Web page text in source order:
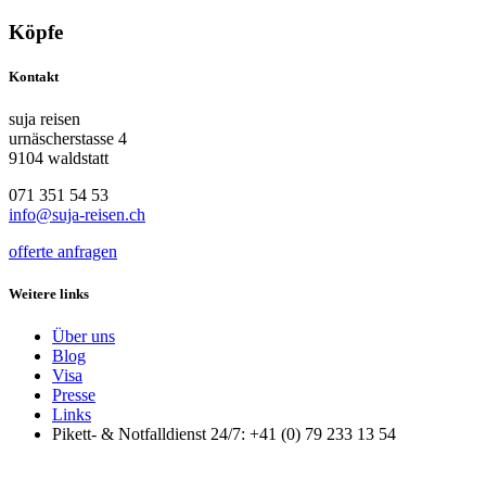
Köpfe
Kontakt
suja reisen
urnäscherstasse 4
9104 waldstatt
071 351 54 53
info@suja-reisen.ch
offerte anfragen
Weitere links
Über uns
Blog
Visa
Presse
Links
Pikett- & Notfalldienst 24/7: +41 (0) 79 233 13 54